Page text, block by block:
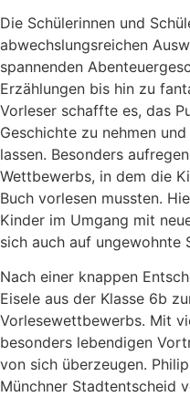
Die Schülerinnen und
abwechslungsreichen
spannenden
Erzählungen bis hin zu
Vorleser schaffte es, das
Geschichte zu nehmen
lassen. Besonders
Wettbewerbs, in dem die
Buch vorlesen mussten.
Kinder im Umgang mit
sich auch auf ungewohnte
Nach einer knappen
Eisele aus der Klasse 6b
Vorlesewettbewerbs. Mit
besonders lebendigen
von sich überzeugen.
Münchner Stadtentscheid